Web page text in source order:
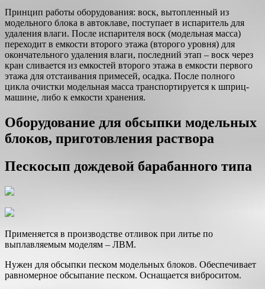
Принцип работы оборудования: воск, вытопленный из
модельного блока в автоклаве, поступает в испаритель для
удаления влаги. После испарителя воск (модельная масса)
переходит в емкости второго этажа (второго уровня) для
окончательного удаления влаги, последний этап – воск через
кран сливается из емкостей второго этажа в емкости первого
этажа для отстаивания примесей, осадка. После полного
цикла очистки модельная масса транспортируется к шприц-
машине, либо к емкости хранения.
Оборудование для обсыпки модельных
блоков, приготовления раствора
Пескосып дождевой барабанного типа
Применяется в производстве отливок при литье по
выплавляемым моделям – ЛВМ.
Нужен для обсыпки песком модельных блоков. Обеспечивает
равномерное обсыпание песком. Оснащается виброситом.